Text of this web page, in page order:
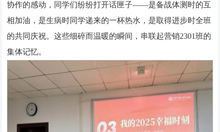
协作的感动，同学们纷纷打开话匣子——是备战体测时的互
相加油，是生病时同学递来的一杯热水，是取得进步时全班
的共同庆祝。这些细碎而温暖的瞬间，串联起营销2301班的
集体记忆。